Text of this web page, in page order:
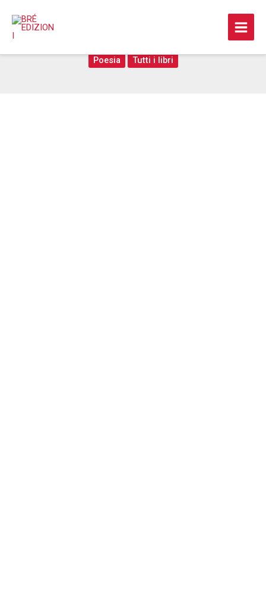
contenuto
Poesia Tutti i libri